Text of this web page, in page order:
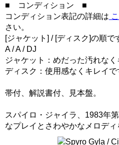
■ コンディション ■
コンディション表記の詳細は
さい。
[ジャケット] / [ディスク]の順で
A / A / DJ
ジャケット：めだった汚れなく
ディスク：使用感なくキレイで
帯付、解説書付、見本盤。
スパイロ・ジャイラ、1983年
なプレイとさわやかなメロディ